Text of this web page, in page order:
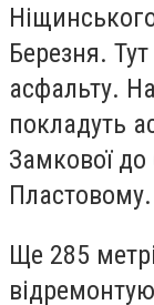
Березня.
асфальту.
покладуть
Замкової
Пластовому.
Ще 285